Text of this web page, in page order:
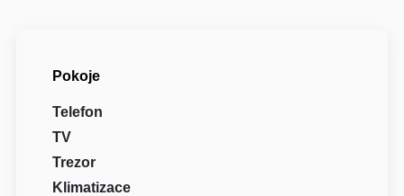
Pokoje
Telefon
TV
Trezor
Klimatizace